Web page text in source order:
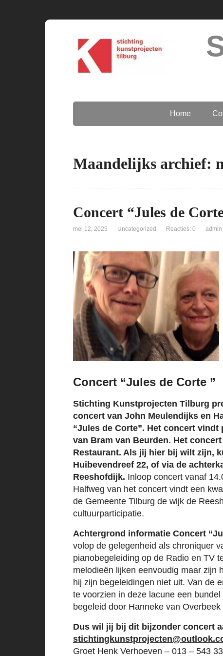
Home
Maandelijks archief:
Concert “Jules de
mei 12, 2025 Uncategorized Reacties: 0 admin
Concert “Jules de Corte ”
Stichting Kunstprojecten Tilburg
concert van John Meulendijks en
“Jules de Corte”. Het concert vindt
van Bram van Beurden. Het
Restaurant. Als jij hier bij wilt zijn,
Huibevendreef 22, of via de
Reeshofdijk. Inloop concert vanaf
Halfweg van het concert vindt een
de Gemeente Tilburg de wijk de
cultuurparticipatie.
Achtergrond informatie Concert
volop de gelegenheid als chroniquer
pianobegeleiding op de Radio en TV
melodieën lijken eenvoudig maar zijn
hij zijn begeleidingen niet uit. Van de
te voorzien in deze lacune een
begeleid door Hanneke van
Dus wil jij bij dit bijzonder concert
Groet Henk Verhoeven – 013 – 543